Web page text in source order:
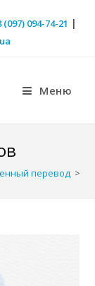
(097) 094-74-21 |
Меню
перевод >